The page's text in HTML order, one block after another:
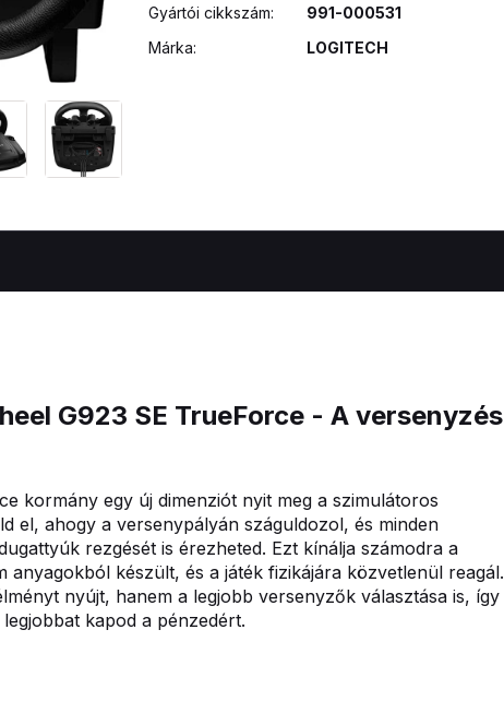
Gyártói cikkszám:
991-000531
Márka:
LOGITECH
G923 SE TrueForce - A versenyzés
kormány egy új dimenziót nyit meg a szimulátoros
el, ahogy a versenypályán száguldozol, és minden
rezgését is érezheted. Ezt kínálja számodra a
anyagokból készült, és a játék fizikájára közvetlenül reagál.
nyújt, hanem a legjobb versenyzők választása is, így
kapod a pénzedért.